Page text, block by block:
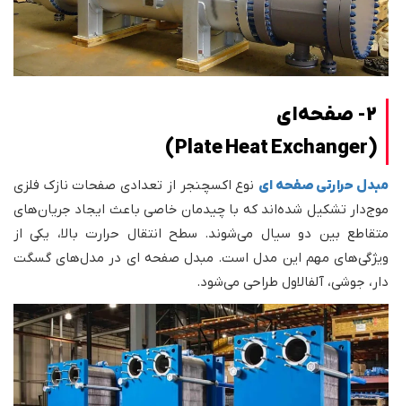
2- صفحه‌ای
(Plate Heat Exchanger)
مبدل حرارتی صفحه ای نوع اکسچنجر از تعدادی صفحات نازک فلزی
موج‌دار تشکیل شده‌اند که با چیدمان خاصی باعث ایجاد جریان‌های
متقاطع بین دو سیال می‌شوند. سطح انتقال حرارت بالا، یکی از
ویژگی‌های مهم این مدل است. مبدل صفحه ای در مدل‌های گسگت
دار، جوشی، آلفالاول طراحی می‌شود.